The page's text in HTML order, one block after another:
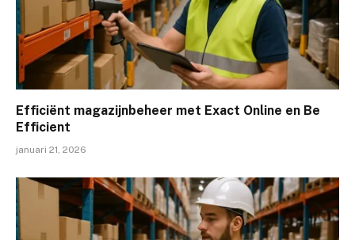
Efficiënt magazijnbeheer met Exact Online en Be
Efficient
januari 21, 2026